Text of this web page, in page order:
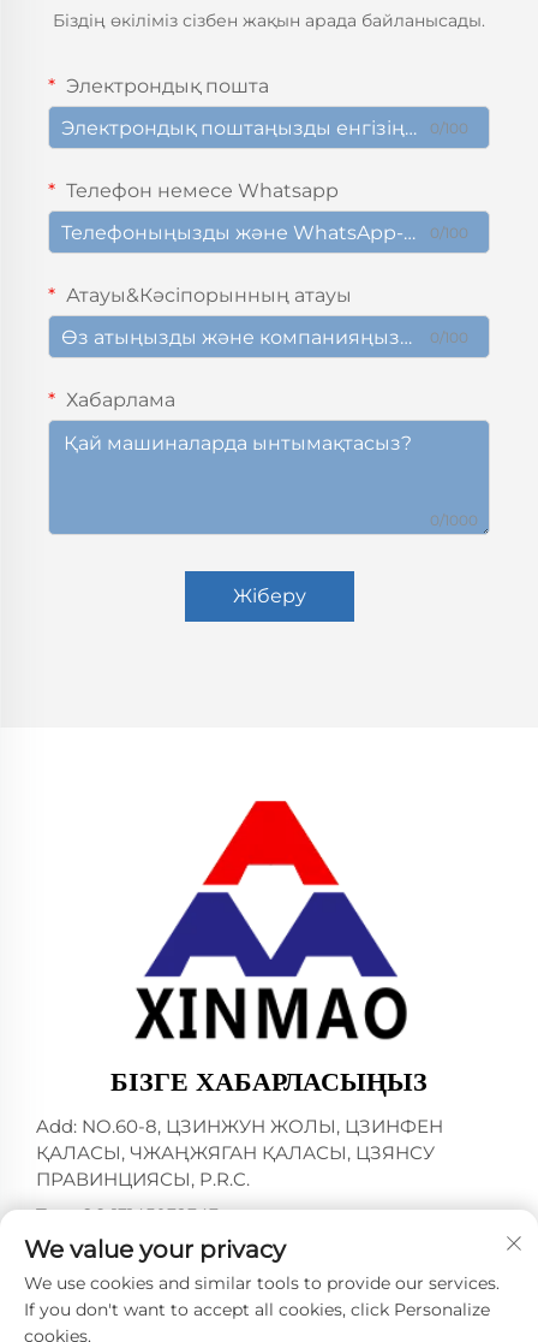
Біздің өкіліміз сізбен жақын арада байланысады.
Электрондық пошта
0/100
Телефон немесе Whatsapp
0/100
Атауы&Кәсіпорынның атауы
0/100
Хабарлама
0/1000
Жіберу
БІЗГЕ ХАБАРЛАСЫҢЫЗ
Add: NO.60-8, ЦЗИНЖУН ЖОЛЫ, ЦЗИНФЕН
ҚАЛАСЫ, ЧЖАҢЖЯГАН ҚАЛАСЫ, ЦЗЯНСУ
ПРАВИНЦИЯСЫ, P.R.C.
Тел:+86-13145032343
Электрондық пошта:[email protected]
We value your privacy
We use cookies and similar tools to provide our services.
If you don't want to accept all cookies, click Personalize
cookies.